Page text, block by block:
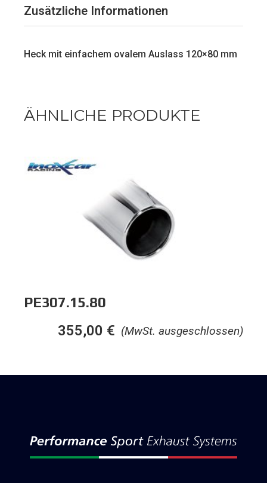
Zusätzliche Informationen
Heck mit einfachem ovalem Auslass 120×80 mm
ÄHNLICHE PRODUKTE
PE307.15.80
(MwSt. ausgeschlossen)
355,00 €